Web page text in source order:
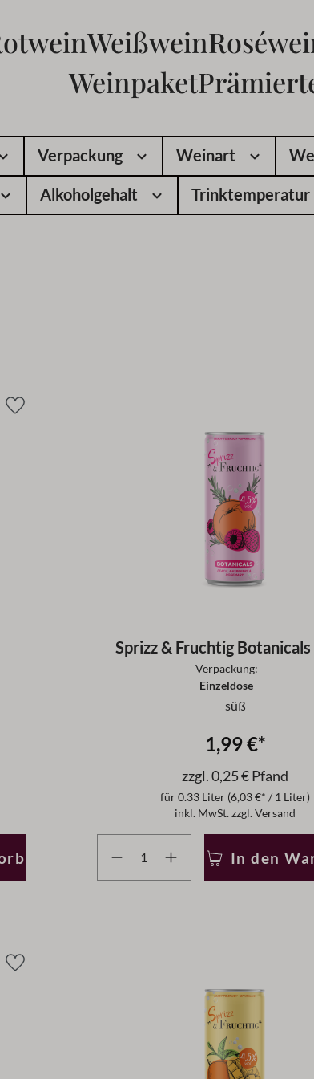
Weißwein
Weinpaket
Verpackung Weinart
Alkoholgehalt Trinktemperatur
Sprizz & Fruchtig
Verpackung:
Einzeldose
süß
1,99 €*
zzgl. 0,25 € Pfand
für0.33 Liter (6,03 €* / 1 Liter)
inkl. MwSt. zzgl. Versand
In den